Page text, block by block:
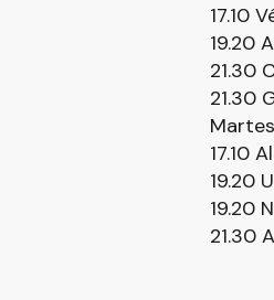
17.10
19.20
21.30
21.30
17.10
19.20
19.20
21.30